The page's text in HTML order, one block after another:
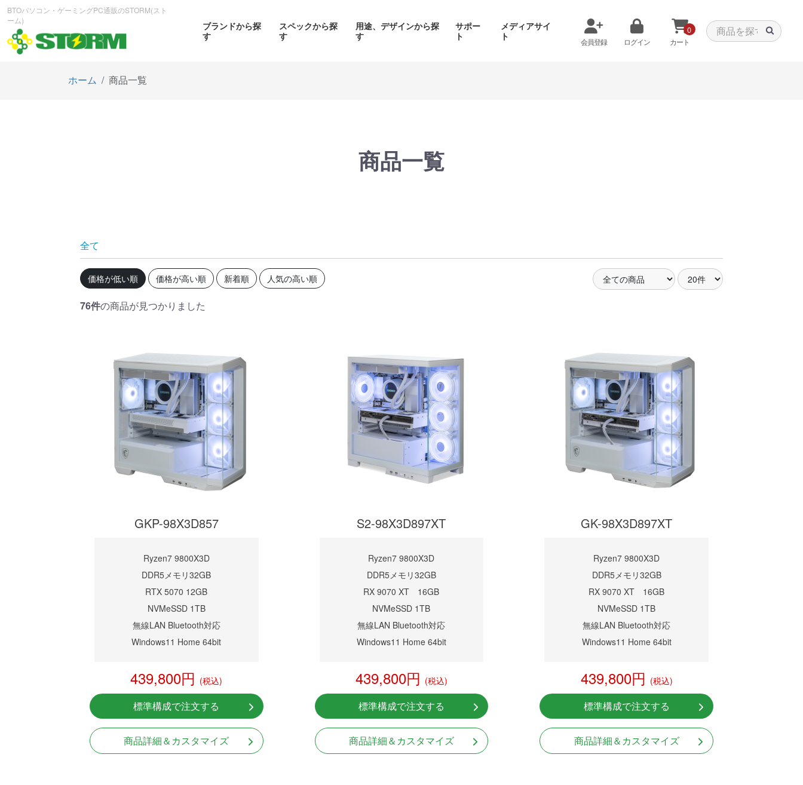
BTOパソコン・ゲーミングPC通販のSTORM(スト
ーム)
ブランドから探
す
スペックから探
す
用途、デザインから探
す
サポー
ト
メディアサイ
ト
会員登録 ログイン
0
カート
初心者の方、「どのPCを選
べばいいかわからない」そ
んな方にこそ選んでほし
い、エントリーモデルで
す。
360mm簡易水冷と曲面
OLEDを搭載したハイエン
ドモデル。美しさと冷却性
MSI共同開発のPROJECT
ZERO 背面コネクタマザー
ボードと2.8型液晶簡易水冷
優れたモデル
ホーム 商品一覧
商品一覧
全て
価格が低い順 価格が高い順 新着順 人気の高い順
76件の商品が見つかりました
GKP-98X3D857
Ryzen7 9800X3D
DDR5メモリ32GB
RTX 5070 12GB
NVMeSSD 1TB
無線LAN Bluetooth対応
Windows11 Home 64bit
439,800円 (税込)
標準構成で注文する
商品詳細＆カスタマイズ
S2-98X3D897XT
Ryzen7 9800X3D
DDR5メモリ32GB
RX 9070 XT 16GB
NVMeSSD 1TB
無線LAN Bluetooth対応
Windows11 Home 64bit
439,800円 (税込)
標準構成で注文する
商品詳細＆カスタマイズ
GK-98X3D897XT
Ryzen7 9800X3D
DDR5メモリ32GB
RX 9070 XT 16GB
NVMeSSD 1TB
無線LAN Bluetooth対応
Windows11 Home 64bit
439,800円 (税込)
標準構成で注文する
商品詳細＆カスタマイズ